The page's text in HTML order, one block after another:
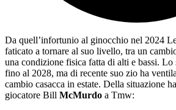
Da quell’infortunio al ginocchio nel 2024
faticato a tornare al suo livello, tra un
una condizione fisica fatta di alti e bassi. Lo
fino al 2028, ma di recente suo zio ha
cambio casacca in estate. Della situazione
giocatore Bill McMurdo a Tmw: